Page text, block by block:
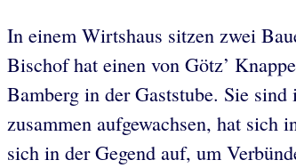
In einem Wirtshaus sitzen zwei
Bischof hat einen von Götz’
Bamberg in der Gaststube. Sie
zusammen aufgewachsen, hat sich
sich in der Gegend auf, um